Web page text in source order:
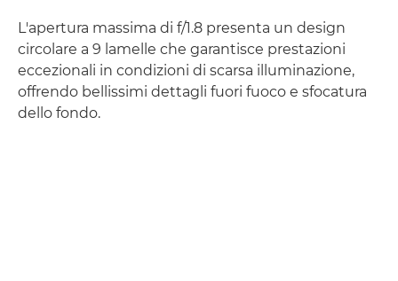
L'apertura massima di f/1.8 presenta un design
circolare a 9 lamelle che garantisce prestazioni
eccezionali in condizioni di scarsa illuminazione,
offrendo bellissimi dettagli fuori fuoco e sfocatura
dello fondo.